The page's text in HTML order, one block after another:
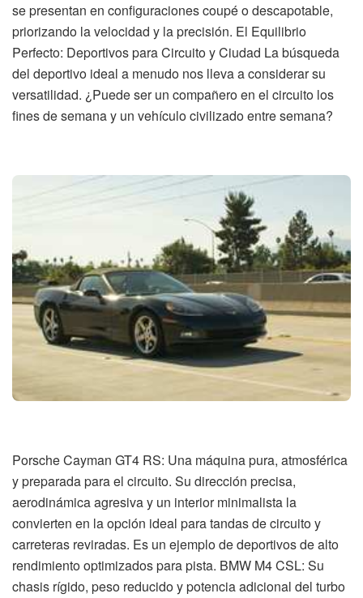
se presentan en configuraciones coupé o descapotable,
priorizando la velocidad y la precisión. El Equilibrio
Perfecto: Deportivos para Circuito y Ciudad La búsqueda
del deportivo ideal a menudo nos lleva a considerar su
versatilidad. ¿Puede ser un compañero en el circuito los
fines de semana y un vehículo civilizado entre semana?
Porsche Cayman GT4 RS: Una máquina pura, atmosférica
y preparada para el circuito. Su dirección precisa,
aerodinámica agresiva y un interior minimalista la
convierten en la opción ideal para tandas de circuito y
carreteras reviradas. Es un ejemplo de deportivos de alto
rendimiento optimizados para pista. BMW M4 CSL: Su
chasis rígido, peso reducido y potencia adicional del turbo